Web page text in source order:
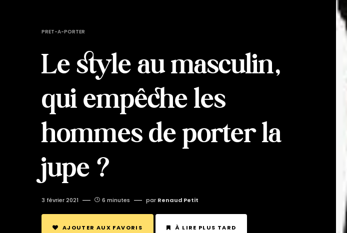
PRET-A-PORTER
Le style au masculin,
qui empêche les
hommes de porter la
jupe ?
3 février 2021 6 minutes par Renaud Petit
AJOUTER AUX FAVORIS À LIRE PLUS TARD